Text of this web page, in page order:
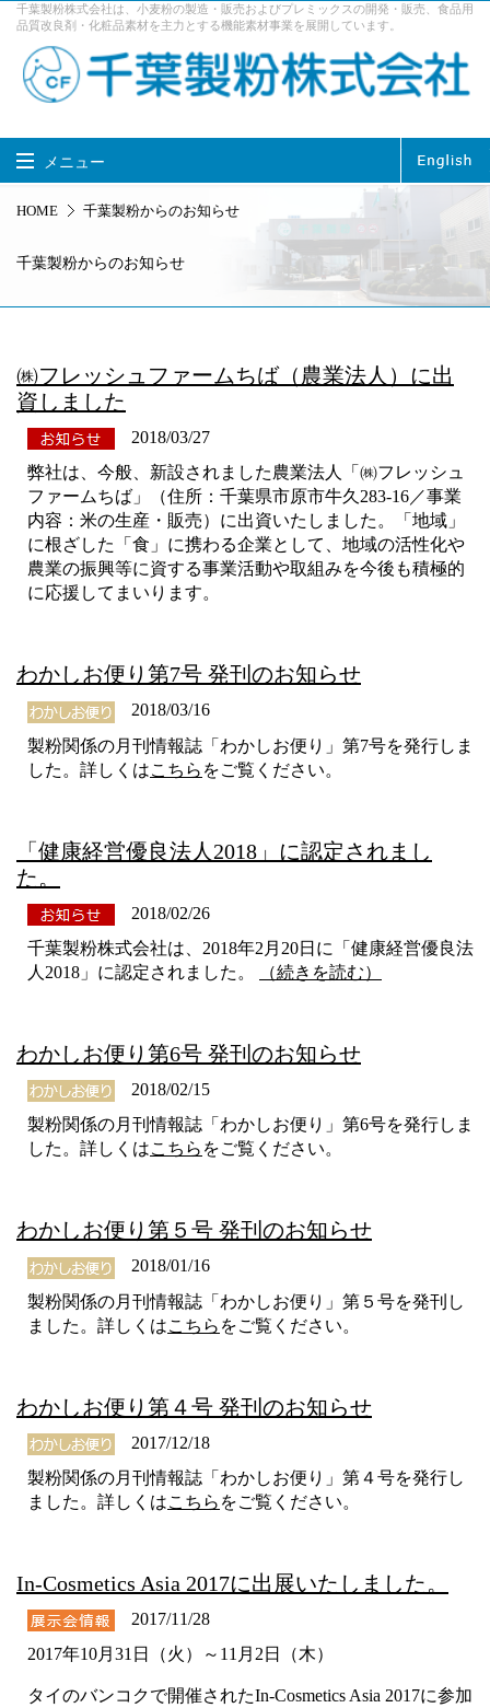
千葉製粉株式会社は、小麦粉の製造・販売およびプレミックスの開発・販売、食品用
品質改良剤・化粧品素材を主力とする機能素材事業を展開しています。
メニュー
千葉製粉株式会社 TOP
事業内容
サステナビリティ
アクセス
HOME 千葉製粉からのお知らせ
千葉製粉からのお知らせ
㈱フレッシュファームちば（農業法人）に出
資しました
2018/03/27
弊社は、今般、新設されました農業法人「㈱フレッシュ
ファームちば」（住所：千葉県市原市牛久283-16／事業
内容：米の生産・販売）に出資いたしました。「地域」
に根ざした「食」に携わる企業として、地域の活性化や
農業の振興等に資する事業活動や取組みを今後も積極的
に応援してまいります。
わかしお便り第7号 発刊のお知らせ
2018/03/16
製粉関係の月刊情報誌「わかしお便り」第7号を発行しま
した。詳しくはこちら をご覧ください。
「健康経営優良法人2018」に認定されまし
た。
2018/02/26
千葉製粉株式会社は、2018年2月20日に「健康経営優良法
人2018」に認定されました。
（続きを読む）
わかしお便り第6号 発刊のお知らせ
2018/02/15
製粉関係の月刊情報誌「わかしお便り」第6号を発行しま
した。詳しくはこちら をご覧ください。
わかしお便り第５号 発刊のお知らせ
2018/01/16
製粉関係の月刊情報誌「わかしお便り」第５号を発刊し
ました。詳しくはこちら をご覧ください。
わかしお便り第４号 発刊のお知らせ
2017/12/18
製粉関係の月刊情報誌「わかしお便り」第４号を発行し
ました。詳しくはこちら をご覧ください。
In-Cosmetics Asia 2017に出展いたしました。
2017/11/28
2017年10月31日（火）～11月2日（木）
タイのバンコクで開催されたIn-Cosmetics Asia 2017に参加